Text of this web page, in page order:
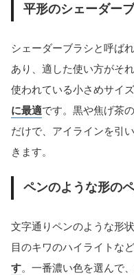
平形のシェーダー
シェーダーブラシと呼ば
あり、適した使い方がそ
使われている小さめサイズ
に最適です。黒や焦げ茶
だけで、アイラインを引
きます。
ペンのような形の
文字通りペンのような形
目のキワのハイライトなど
す。一番濃い色を選んで